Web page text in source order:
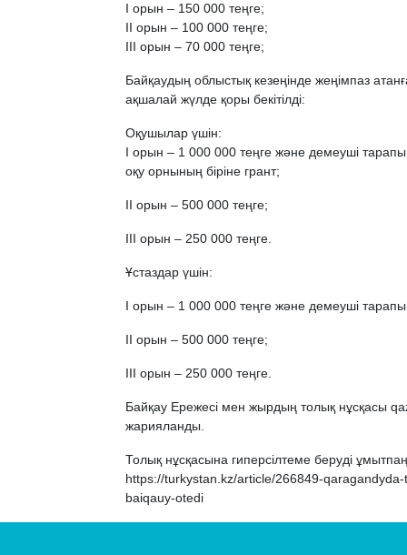
І орын – 150 000 теңге;
ІІ орын – 100 000 теңге;
ІІІ орын – 70 000 теңге;
Байқаудың облыстық кезеңінде жеңімпаз
ақшалай жүлде қоры бекітілді:
Оқушылар үшін:
І орын – 1 000 000 теңге және демеуші
оқу орнының біріне грант;
ІІ орын – 500 000 теңге;
ІІІ орын – 250 000 теңге.
Ұстаздар үшін:
І орын – 1 000 000 теңге және демеуші
ІІ орын – 500 000 теңге;
ІІІ орын – 250 000 теңге.
Байқау Ережесі мен жырдың толық нұсқасы
жарияланды.
Толық нұсқасына гиперсілтеме беруді
https://turkystan.kz/article/266849-
baiqauy-otedi